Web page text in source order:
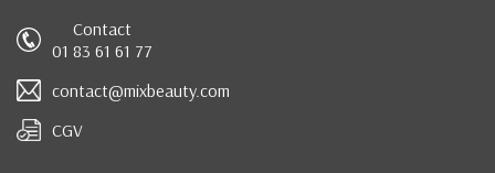
Contact
01 83 61 61 77
contact@mixbeauty.com
CGV